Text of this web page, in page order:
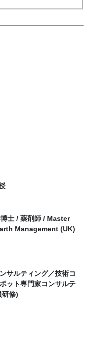
士 / 薬剤師 / Master
Management (UK)
サルティング／技術コ
ット専門家コンサルテ
研修)